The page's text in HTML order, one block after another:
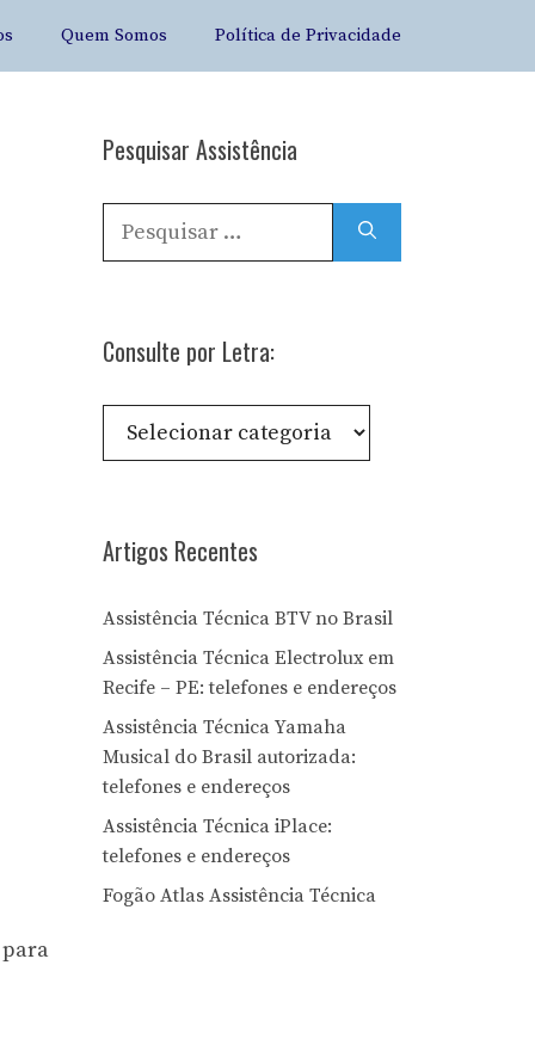
Quem Somos Política de Privacidade
Pesquisar Assistência
Pesquisar
por:
Consulte por Letra:
Consulte
Artigos Recentes
Assistência Técnica BTV no Brasil
Assistência Técnica Electrolux em
Recife – PE: telefones e endereços
Assistência Técnica Yamaha
Musical do Brasil autorizada:
telefones e endereços
Assistência Técnica iPlace:
telefones e endereços
Fogão Atlas Assistência Técnica